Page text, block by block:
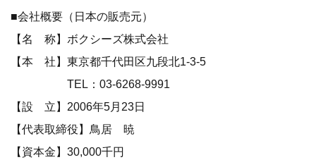
■会社概要（日本の販売元）
【名 称】ボクシーズ株式会社
【本 社】東京都千代田区九段北1-3-5
TEL：03-6268-9991
【設 立】2006年5月23日
【代表取締役】鳥居 暁
【資本金】30,000千円